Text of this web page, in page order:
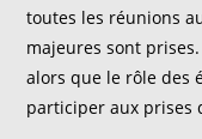
toutes les réunions
majeures sont
alors que le rôle des
participer aux prises